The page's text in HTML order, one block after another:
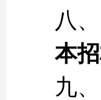
八、
本
九